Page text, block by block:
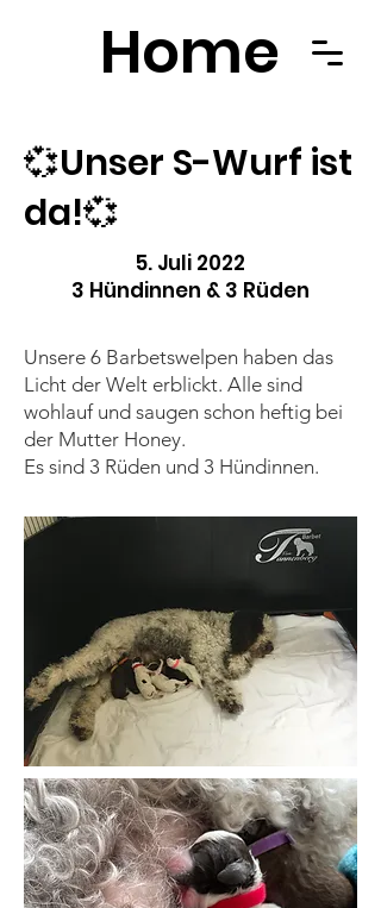
Home
💞Unser S-Wurf ist
da!💞
5. Juli 2022
3 Hündinnen & 3 Rüden
Unsere 6 Barbetswelpen haben das
Licht der Welt erblickt. Alle sind
wohlauf und saugen schon heftig bei
der Mutter Honey.
Es sind 3 Rüden und 3 Hündinnen.